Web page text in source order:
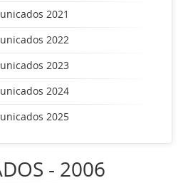
2021
2022
2023
2024
2025
- 2006